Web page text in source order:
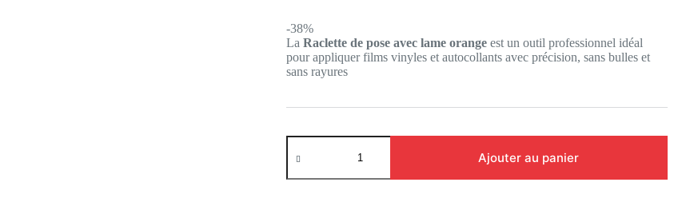
était :
10,000 DT.
6,250 DT.
-38%
La Raclette de pose avec lame orangeest un outil professionnel idéal
pour appliquer films vinyles et autocollants avec précision, sans bulles et
sans rayures
quantité
de
de
Ajouter au panier